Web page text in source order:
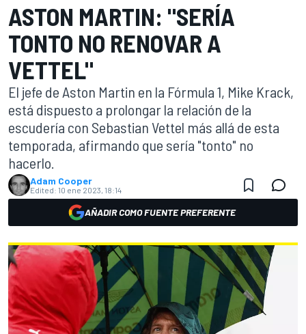
ASTON MARTIN: "SERÍA
TONTO NO RENOVAR A
VETTEL"
El jefe de Aston Martin en la Fórmula 1, Mike Krack,
está dispuesto a prolongar la relación de la
escudería con Sebastian Vettel más allá de esta
temporada, afirmando que sería "tonto" no
hacerlo.
Adam Cooper
Edited: 10 ene 2023, 18:14
AÑADIR COMO FUENTE PREFERENTE